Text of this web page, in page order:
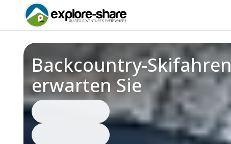
Backcountry-
erwarten Sie